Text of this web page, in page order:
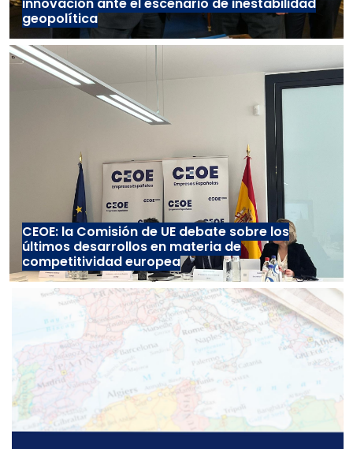
innovación ante el escenario de inestabilidad
geopolítica
CEOE: la Comisión de UE debate sobre los
últimos desarrollos en materia de
competitividad europea